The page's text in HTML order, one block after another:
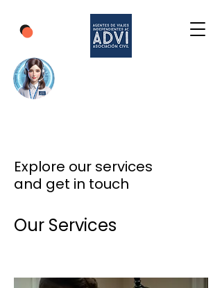
Explore our services
and get in touch
Our Services